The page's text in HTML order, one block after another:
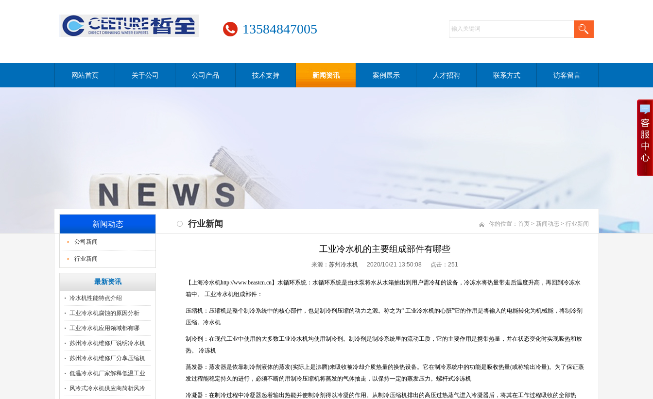
13584847005
网站首页 关于公司 公司产品 技术支持 新闻资讯 案例展示 人才招聘 联系方式 访客留言
新闻动态
公司新闻
行业新闻
最新资讯
冷水机性能特点介绍
工业冷水机腐蚀的原因分析
工业冷水机应用领域都有哪
些？
苏州冷水机维修厂说明冷水机
组
苏州冷水机维修厂分享压缩机
的
低温冷水机厂家解释低温工业
冷
风冷式冷水机供应商简析风冷
行业新闻 你的位置： 首页 > 新闻动态 > 行业新闻
工业冷水机的主要组成部件有哪些
来源： 苏州冷水机 2020/10/21 13:50:08 点击： 251
【上海冷水机http://www.beastcn.cn】 水循环系统：水循环系统是由水泵将水从水箱抽出到用户需冷却的设备，冷冻水将热量带走后温度升高，再回到冷冻水
箱中。 工业冷水机组成部件：
压缩机：压缩机是整个制冷系统中的核心部件，也是制冷剂压缩的动力之源。称之为“ 工业冷水机的心脏”它的作用是将输入的电能转化为机械能，将制冷剂
压缩。冷水机
制冷剂：在现代工业中使用的大多数工业冷水机均使用制冷剂。制冷剂是制冷系统里的流动工质，它的主要作用是携带热量，并在状态变化时实现吸热和放
热。 冷冻机
蒸发器：蒸发器是依靠制冷剂液体的蒸发(实际上是沸腾)来吸收被冷却介质热量的换热设备。它在制冷系统中的功能是吸收热量(或称输出冷量)。为了保证蒸
发过程能稳定持久的进行，必须不断的用制冷压缩机将蒸发的气体抽走，以保持一定的蒸发压力。螺杆式冷冻机
冷凝器：在制冷过程中冷凝器起着输出热能并使制冷剂得以冷凝的作用。从制冷压缩机排出的高压过热蒸气进入冷凝器后，将其在工作过程吸收的全部热